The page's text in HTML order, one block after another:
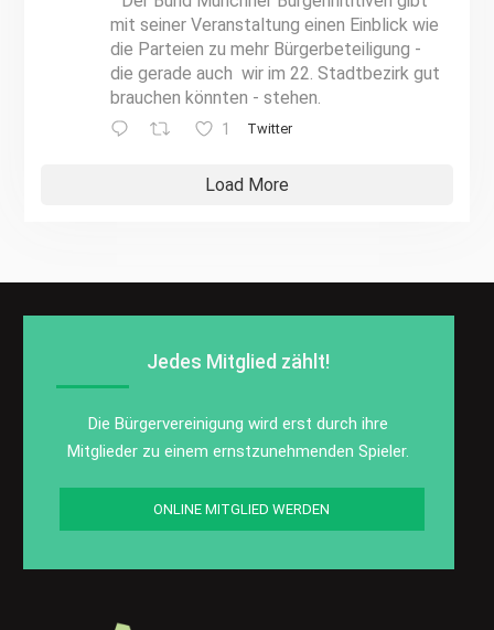
mit seiner Veranstaltung einen Einblick wie
die Parteien zu mehr Bürgerbeteiligung -
die gerade auch wir im 22. Stadtbezirk gut
brauchen könnten - stehen.
1 Twitter
Load More
Jedes Mitglied zählt!
Die Bürgervereinigung wird erst durch ihre
Mitglieder zu einem ernstzunehmenden Spieler.
ONLINE MITGLIED WERDEN